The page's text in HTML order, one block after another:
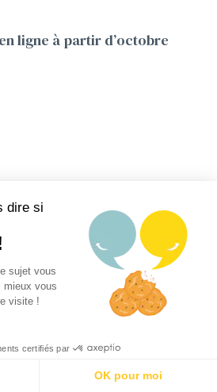
ligne à partir d’octobre